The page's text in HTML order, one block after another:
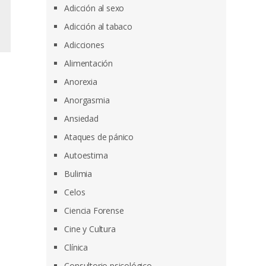
Adicción al sexo
Adicción al tabaco
Adicciones
Alimentación
Anorexia
Anorgasmia
Ansiedad
Ataques de pánico
Autoestima
Bulimia
Celos
Ciencia Forense
Cine y Cultura
Clínica